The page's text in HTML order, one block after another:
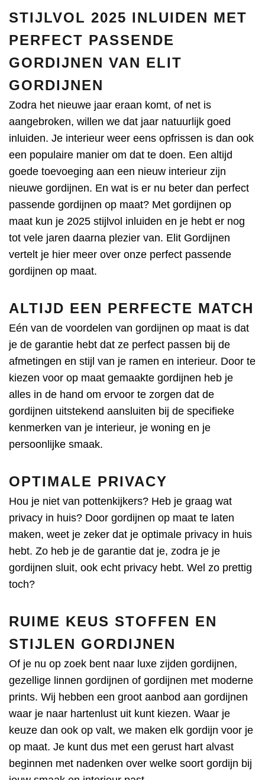
STIJLVOL 2025 INLUIDEN MET
PERFECT PASSENDE
GORDIJNEN VAN ELIT
GORDIJNEN
Zodra het nieuwe jaar eraan komt, of net is
aangebroken, willen we dat jaar natuurlijk goed
inluiden. Je interieur weer eens opfrissen is dan ook
een populaire manier om dat te doen. Een altijd
goede toevoeging aan een nieuw interieur zijn
nieuwe gordijnen. En wat is er nu beter dan perfect
passende gordijnen op maat? Met gordijnen op
maat kun je 2025 stijlvol inluiden en je hebt er nog
tot vele jaren daarna plezier van. Elit Gordijnen
vertelt je hier meer over onze perfect passende
gordijnen op maat.
ALTIJD EEN PERFECTE MATCH
Eén van de voordelen van gordijnen op maat is dat
je de garantie hebt dat ze perfect passen bij de
afmetingen en stijl van je ramen en interieur. Door te
kiezen voor op maat gemaakte gordijnen heb je
alles in de hand om ervoor te zorgen dat de
gordijnen uitstekend aansluiten bij de specifieke
kenmerken van je interieur, je woning en je
persoonlijke smaak.
OPTIMALE PRIVACY
Hou je niet van pottenkijkers? Heb je graag wat
privacy in huis? Door gordijnen op maat te laten
maken, weet je zeker dat je optimale privacy in huis
hebt. Zo heb je de garantie dat je, zodra je je
gordijnen sluit, ook echt privacy hebt. Wel zo prettig
toch?
RUIME KEUS STOFFEN EN
STIJLEN GORDIJNEN
Of je nu op zoek bent naar luxe zijden gordijnen,
gezellige linnen gordijnen of gordijnen met moderne
prints. Wij hebben een groot aanbod aan gordijnen
waar je naar hartenlust uit kunt kiezen. Waar je
keuze dan ook op valt, we maken elk gordijn voor je
op maat. Je kunt dus met een gerust hart alvast
beginnen met nadenken over welke soort gordijn bij